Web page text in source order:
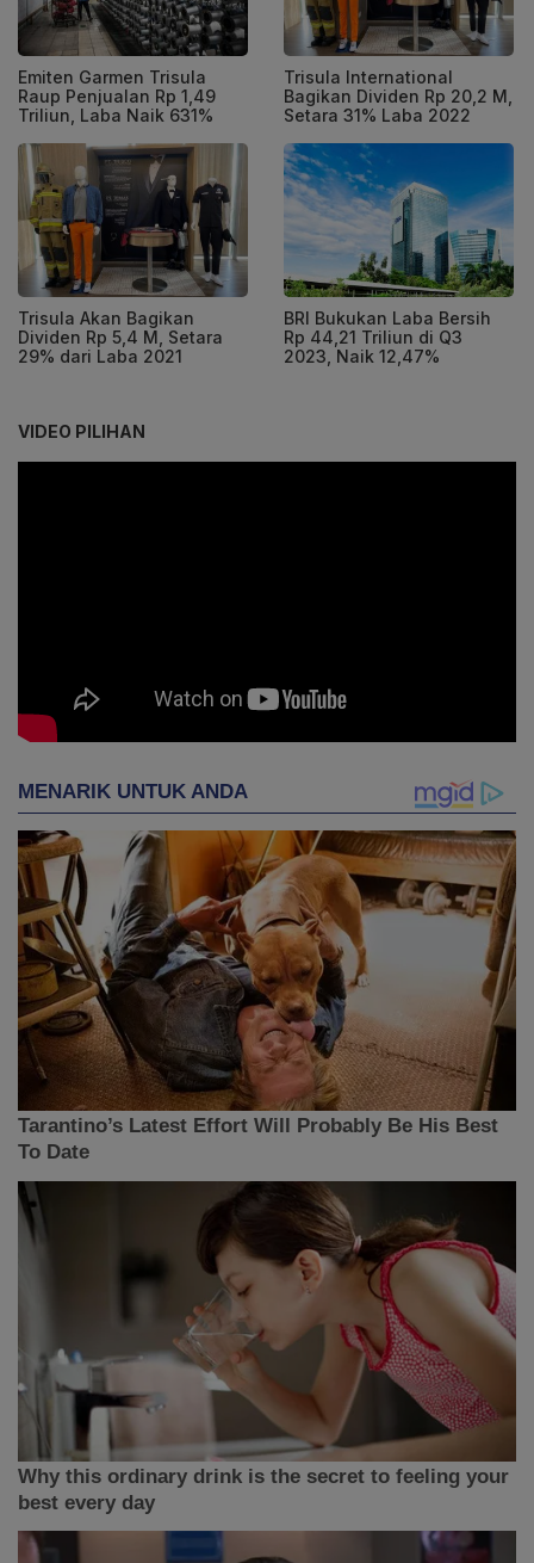
Emiten Garmen Trisula
Raup Penjualan Rp 1,49
Triliun, Laba Naik 631%
Trisula International
Bagikan Dividen Rp 20,2 M,
Setara 31% Laba 2022
Trisula Akan Bagikan
Dividen Rp 5,4 M, Setara
29% dari Laba 2021
BRI Bukukan Laba Bersih
Rp 44,21 Triliun di Q3
2023, Naik 12,47%
VIDEO PILIHAN